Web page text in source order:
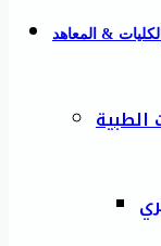
الكليات & المعاهد
الطبية